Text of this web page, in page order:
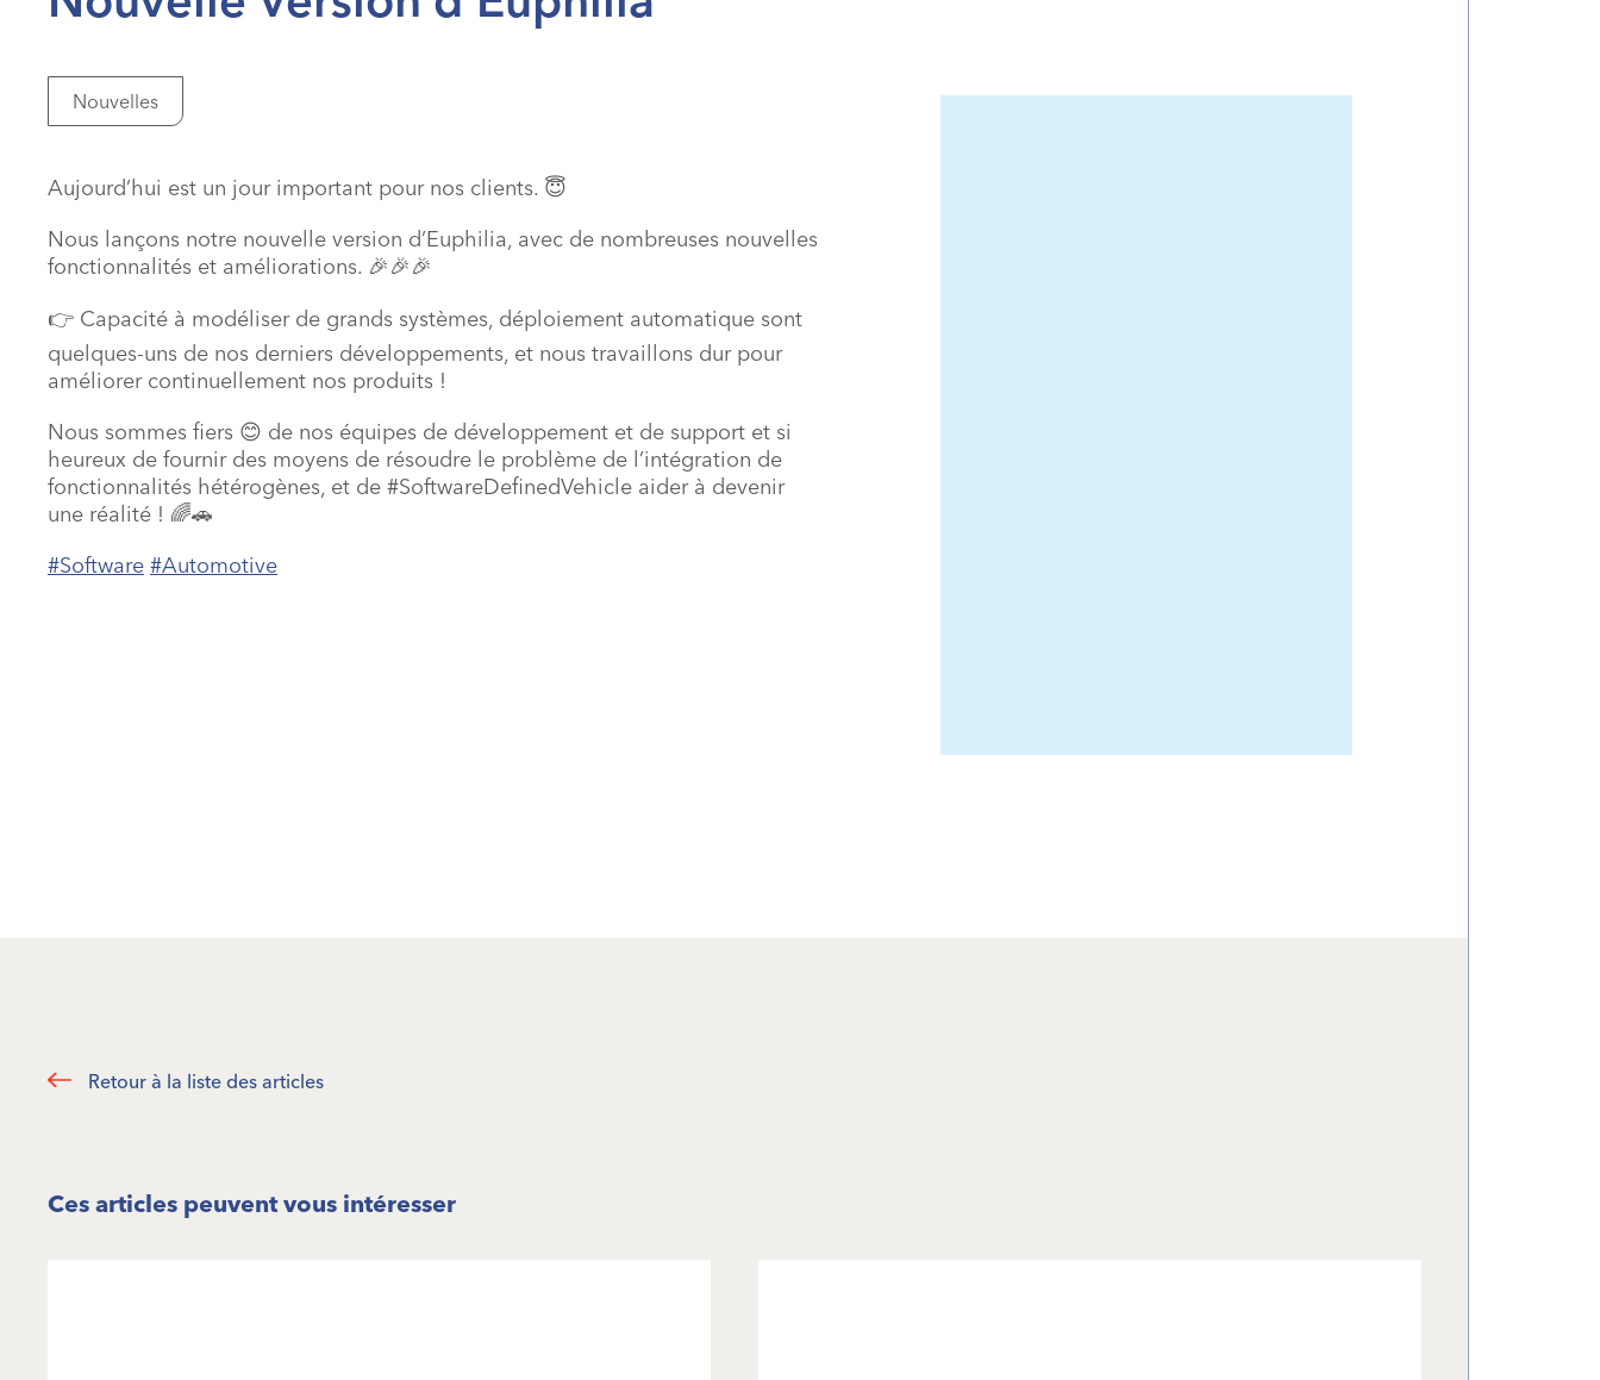
Nouvelles
Aujourd’hui est un jour important pour nos clients. 😇
Nous lançons notre nouvelle version d’Euphilia, avec de nombreuses nouvelles
fonctionnalités et améliorations. 🎉🎉🎉
👉 Capacité à modéliser de grands systèmes, déploiement automatique sont
quelques-uns de nos derniers développements, et nous travaillons dur pour
améliorer continuellement nos produits !
Nous sommes fiers 😊 de nos équipes de développement et de support et si
heureux de fournir des moyens de résoudre le problème de l’intégration de
fonctionnalités hétérogènes, et de #SoftwareDefinedVehicle aider à devenir
une réalité ! 🌈🚗
#Software #Automotive
Retour à la liste des articles
Ces articles peuvent vous intéresser